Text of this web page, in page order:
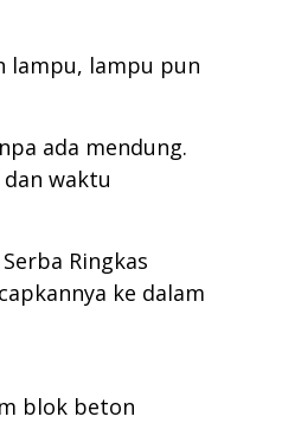
lampu, lampu pun
ada mendung.
waktu
Ringkas
ke dalam
blok beton